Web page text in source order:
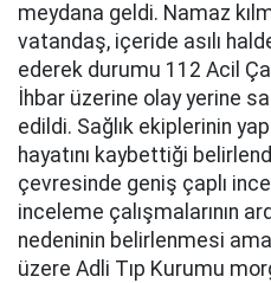
meydana geldi. Namaz
vatandaş, içeride asılı
ederek durumu 112 Acil
İhbar üzerine olay yerine
edildi. Sağlık ekiplerinin
hayatını kaybettiği
çevresinde geniş çaplı
inceleme çalışmalarının
nedeninin belirlenmesi
üzere Adli Tıp Kurumu